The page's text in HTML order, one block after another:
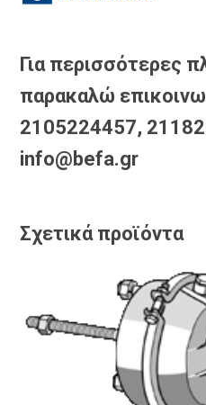
Για περισσότερες
παρακαλώ
2105224457,
info@befa.gr
Σχετικά προϊόντα